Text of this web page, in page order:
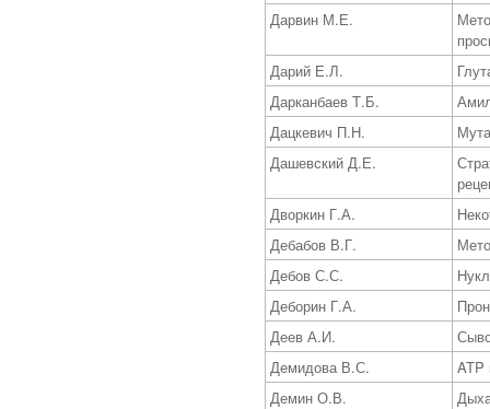
Дарвин М.Е.
Дарий Е.Л.
Дарканбаев Т.Б.
Дацкевич П.Н.
Дашевский Д.Е.
Дворкин Г.А.
Дебабов В.Г.
Дебов С.С.
Деборин Г.А.
Деев А.И.
Демидова В.С.
ATP
Демин О.В.